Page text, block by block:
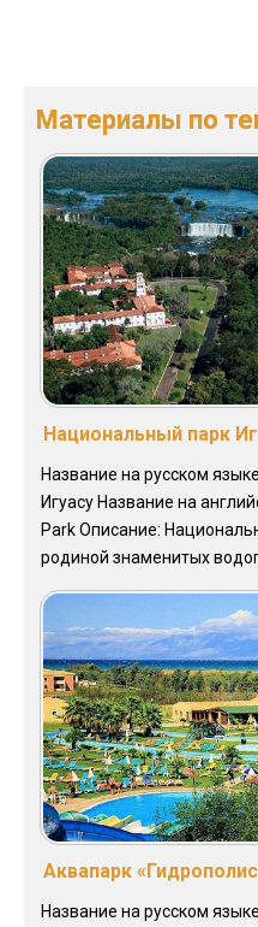
Материалы по
Национальный парк
Название на русском
Игуасу Название на
Park Описание:
родиной знаменитых
Аквапарк
Название на русском